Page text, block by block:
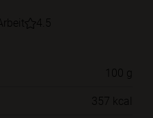
4.5
100 g
357 kcal